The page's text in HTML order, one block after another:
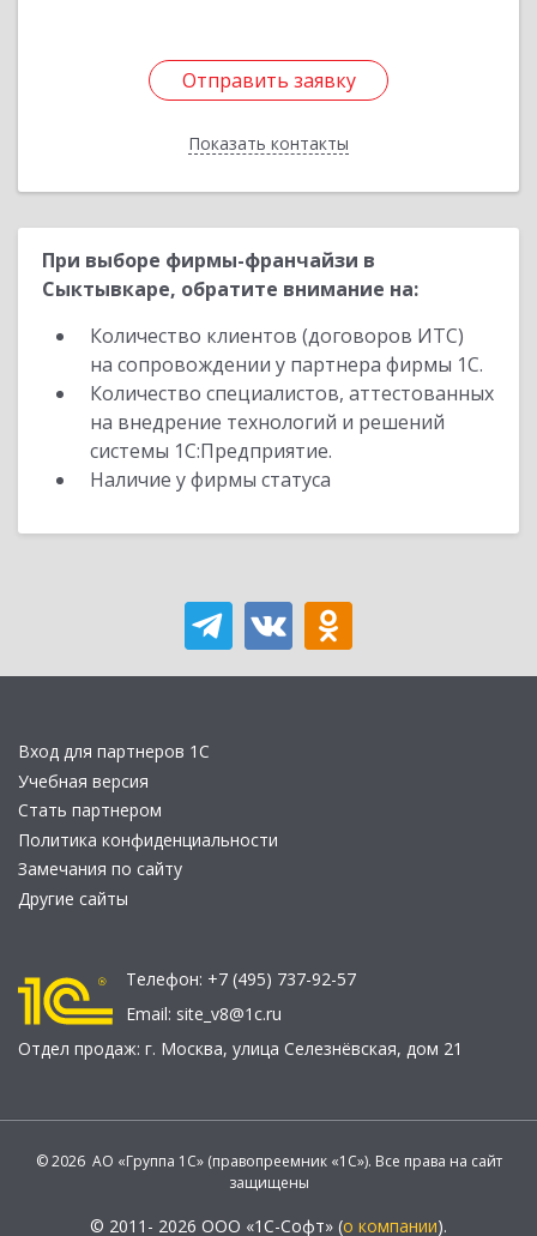
Отправить заявку
Показать контакты
Отправить заявку
Назад
При выборе фирмы-франчайзи в
Сыктывкаре, обратите внимание на:
Количество клиентов (договоров ИТС)
на сопровождении у партнера фирмы 1С.
Количество специалистов, аттестованных
на внедрение технологий и решений
системы 1С:Предприятие.
Наличие у фирмы статуса
Вход для партнеров 1С
Учебная версия
Стать партнером
Политика конфиденциальности
Замечания по сайту
Другие сайты
Телефон: +7 (495) 737-92-57
Email: site_v8@1c.ru
Отдел продаж: г. Москва, улица Селезнёвская, дом 21
© 2026 АО «Группа 1С» (правопреемник «1С»). Все права на сайт
защищены
© 2011- 2026 ООО «1С-Софт» (о компании).